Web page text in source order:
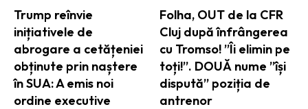
Trump reînvie
inițiativele de
abrogare a cetățeniei
obținute prin naștere
în SUA: A emis noi
ordine executive
Folha, OUT de la CFR
Cluj după înfrângerea
cu Tromso! ”Îi elimin pe
toți!”. DOUĂ nume ”își
dispută” poziția de
antrenor